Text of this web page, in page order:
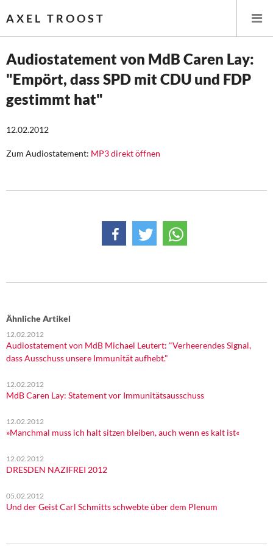
AXEL TROOST
Startseite
Themen
Öffentliche Infrastruktur und Daseinsvorsorge
DIE LINKE
Memo-Gruppe
Rosa-Luxemburg-Stiftung
Über mich
Kontakt
Audiostatement von MdB Caren Lay:
"Empört, dass SPD mit CDU und FDP
gestimmt hat"
12.02.2012
Zum Audiostatement: MP3 direkt öffnen
Ähnliche Artikel
12.02.2012
Audiostatement von MdB Michael Leutert: "Verheerendes Signal,
dass Ausschuss unsere Immunität aufhebt."
12.02.2012
MdB Caren Lay: Statement vor Immunitätsausschuss
12.02.2012
»Manchmal muss ich halt sitzen bleiben, auch wenn es kalt ist«
12.02.2012
DRESDEN NAZIFREI 2012
05.02.2012
Und der Geist Carl Schmitts schwebte über dem Plenum